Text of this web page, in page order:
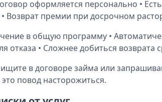
оформляется персонально •
Возврат премии при досрочном
в общую программу •
отказа • Сложнее добиться возврата
в договоре займа или
повод насторожиться.